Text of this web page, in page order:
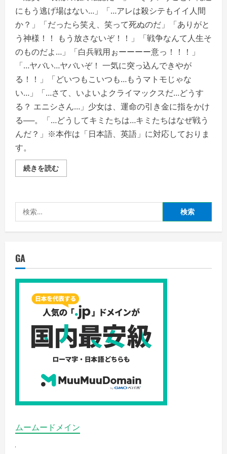
にもう逃げ場はない…」「…アレは殺シテもイイ人間
か？」「だったら笑え、笑って死ぬのだ」「ありがと
う神様！！ もう放さないぞ！！」「戦争なんて人生そ
のものだよ…」「白兵戦用ぉーーーー意っ！！！」
「…ヤバい…ヤバいぞ！ 一気に突っ込んできやが
る！！」「どいつもこいつも…もうマトモじゃな
い…」「…さて、いよいよクライマックスだ…どうす
る？ エニシさん…」少女は、運命の引き金に指をかけ
る──。「…どうしてキミたちは…キミたちはなぜ戦う
んだ？」※本作は「日本語、英語」に対応しておりま
す。
続きを読む【全
年
ザ
フ
ァ
リ
ー
の
詳
細
を
ご
覧
く
だ
い
索:
GA
ムームードメイン